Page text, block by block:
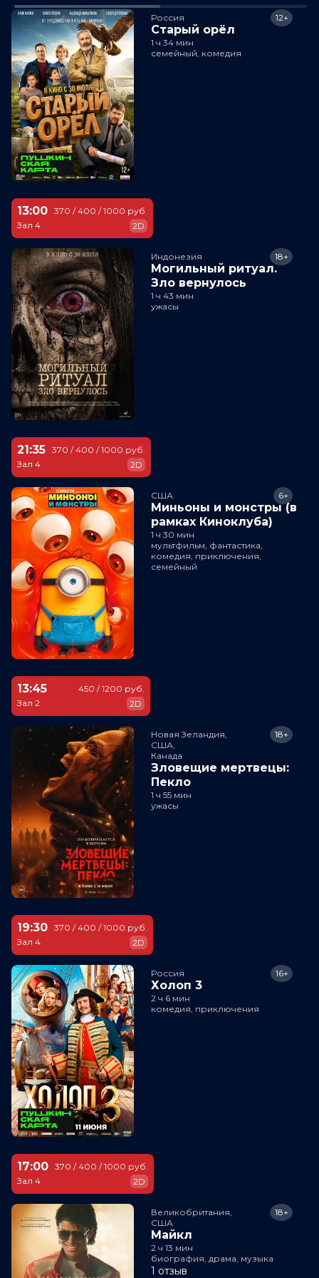
Россия
Старый орёл
12+
1 ч 34 мин
семейный, комедия
13:00
Зал 4
370 / 400 / 1000 руб.
2D
Индонезия
Могильный ритуал.
Зло вернулось
18+
1 ч 43 мин
ужасы
21:35
Зал 4
370 / 400 / 1000 руб.
2D
США
Миньоны и монстры (в
рамках Киноклуба)
6+
1 ч 30 мин
мультфильм, фантастика,
комедия, приключения,
семейный
13:45
Зал 2
450 / 1200 руб.
2D
Новая Зеландия,
США,
Канада
Зловещие мертвецы:
Пекло
18+
1 ч 55 мин
ужасы
19:30
Зал 4
370 / 400 / 1000 руб.
2D
Россия
Холоп 3
16+
2 ч 6 мин
комедия, приключения
17:00
Зал 4
370 / 400 / 1000 руб.
2D
Великобритания,
США
Майкл
18+
2 ч 13 мин
биография, драма, музыка
1 отзыв